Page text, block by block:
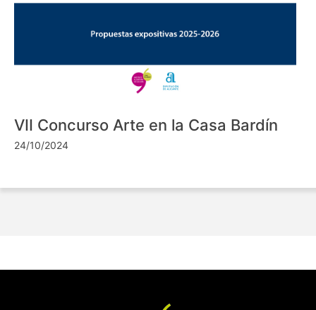
VII Concurso Arte en la Casa Bardín
24/10/2024